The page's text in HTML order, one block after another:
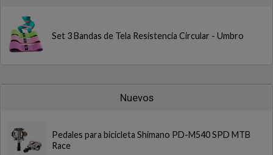
Set 3 Bandas de Tela Resistencia Circular - Umbro
Nuevos
Pedales para bicicleta Shimano PD-M540 SPD MTB
Race